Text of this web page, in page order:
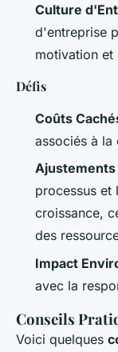
Culture
d'entreprise
motivation et
Défis
Coûts
associés à la
processus et
croissance,
des
Impact
avec la
Conseils
Voici quelques